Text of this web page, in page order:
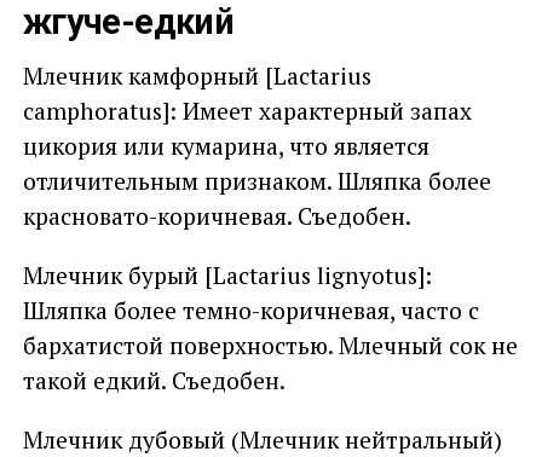
жгуче-едкий
Млечник камфорный [Lactarius
camphoratus]: Имеет характерный запах
цикория или кумарина, что является
отличительным признаком. Шляпка более
красновато-коричневая. Съедобен.
Млечник бурый [Lactarius lignyotus]:
Шляпка более темно-коричневая, часто с
бархатистой поверхностью. Млечный сок не
такой едкий. Съедобен.
Млечник дубовый (Млечник нейтральный)